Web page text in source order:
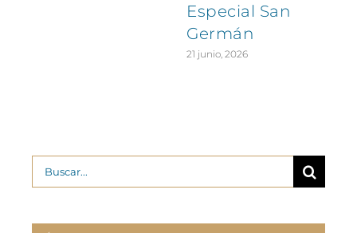
Especial San
Germán
21 junio, 2026
Buscar: